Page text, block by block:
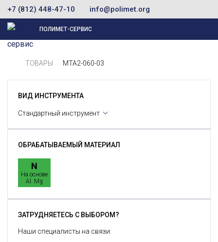
+7 (812) 448-47-10 info@polimet.org
ПОЛИМЕТ-СЕРВИС
ТОВАРЫ MTA2-060-03
ВИД ИНСТРУМЕНТА
Стандартный инструмент
ОБРАБАТЫВАЕМЫЙ МАТЕРИАЛ
N
На основе
Al. Mg
ЗАТРУДНЯЕТЕСЬ С ВЫБОРОМ?
Наши специалисты на связи: